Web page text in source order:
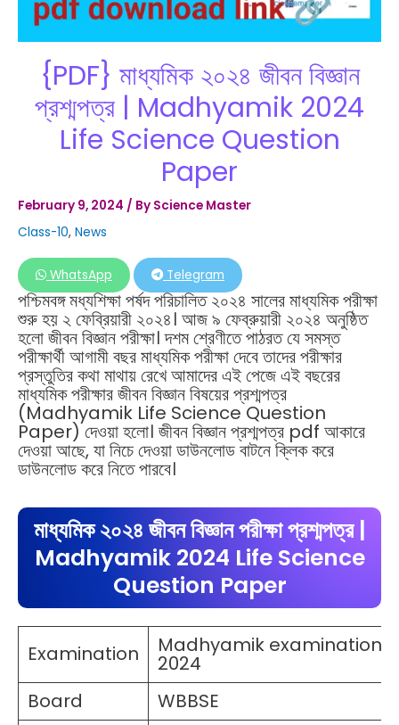
{PDF} মাধ্যমিক ২০২৪ জীবন বিজ্ঞান
প্রশ্মপত্র | Madhyamik 2024
Life Science Question
Paper
February 9, 2024 / By Science Master
Class-10, News
WhatsApp Telegram
পশ্চিমবঙ্গ মধ্যশিক্ষা পর্ষদ পরিচালিত ২০২৪ সালের মাধ্যমিক পরীক্ষা
শুরু হয় ২ ফেব্রিয়ারী ২০২৪। আজ ৯ ফেব্রুয়ারী ২০২৪ অনুষ্ঠিত
হলো জীবন বিজ্ঞান পরীক্ষা। দশম শ্রেণীতে পাঠরত যে সমস্ত
পরীক্ষার্থী আগামী বছর মাধ্যমিক পরীক্ষা দেবে তাদের পরীক্ষার
প্রস্তুতির কথা মাথায় রেখে আমাদের এই পেজে এই বছরের
মাধ্যমিক পরীক্ষার জীবন বিজ্ঞান বিষয়ের প্রশ্মপত্র
(Madhyamik Life Science Question
Paper) দেওয়া হলো। জীবন বিজ্ঞান প্রশ্মপত্র pdf আকারে
দেওয়া আছে, যা নিচে দেওয়া ডাউনলোড বাটনে ক্লিক করে
ডাউনলোড করে নিতে পারবে।
মাধ্যমিক ২০২৪ জীবন বিজ্ঞান পরীক্ষা প্রশ্মপত্র |
Madhyamik 2024 Life Science
Question Paper
Examination Madhyamik examination
2024
Board
WBBSE